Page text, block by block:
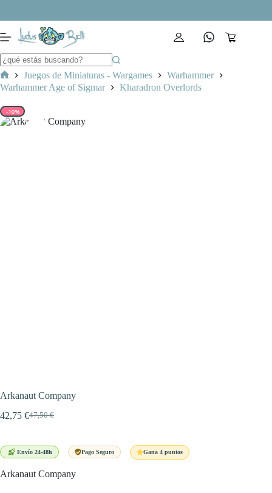
contenido
Carro
Inicio
Juegos de Miniaturas - Wargames
Warhammer
Warhammer Age of Sigmar
Kharadron Overlords
-10%
Arkanaut Company
47,50€
El
era:
42,75 €El
es:
Envío 24-48h Pago Seguro Gana 4 puntos
Arkanaut Company